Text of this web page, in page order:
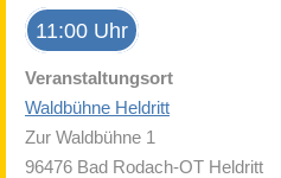
11:00 Uhr
Veranstaltungsort
Waldbühne Heldritt
Zur Waldbühne 1
96476 Bad Rodach-OT Heldritt